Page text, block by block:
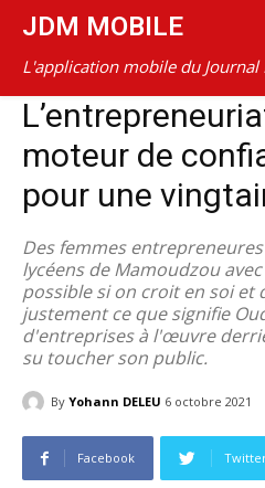
JDM MOBILE
L'application mobile du Journal
moteur de
pour une
Des femmes
lycéens de Mamoudzou
possible si on croit en soi et
justement ce que signifie
d'entreprises à l'œuvre
su toucher son public.
By Yohann DELEU 6 octobre 2021
Facebook